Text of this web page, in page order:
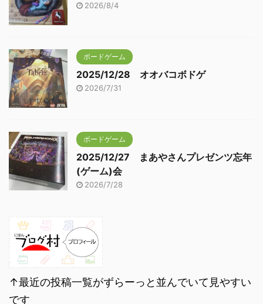
2026/8/4
ボードゲーム
2025/12/28 オオバコボドゲ
2026/7/31
ボードゲーム
2025/12/27 まあやさんプレゼンツ忘年
(ゲーム)会
2026/7/28
↑最近の投稿一覧がずらーっと並んでいて見やすい
です